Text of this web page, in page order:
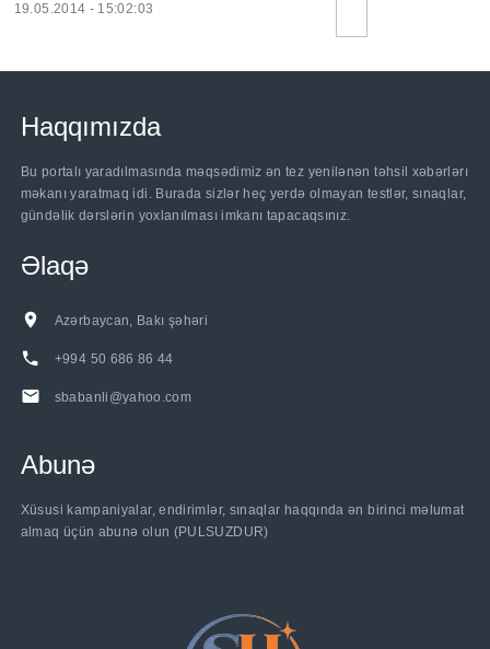
19.05.2014 - 15:02:03
Haqqımızda
Bu portalı yaradılmasında məqsədimiz ən tez yenilənən təhsil xəbərlərı
məkanı yaratmaq idi. Burada sizlər heç yerdə olmayan testlər, sınaqlar,
gündəlik dərslərin yoxlanılması imkanı tapacaqsınız.
Əlaqə
Azərbaycan, Bakı şəhəri
+994 50 686 86 44
sbabanli@yahoo.com
Abunə
Xüsusi kampaniyalar, endirimlər, sınaqlar haqqında ən birinci məlumat
almaq üçün abunə olun (PULSUZDUR)